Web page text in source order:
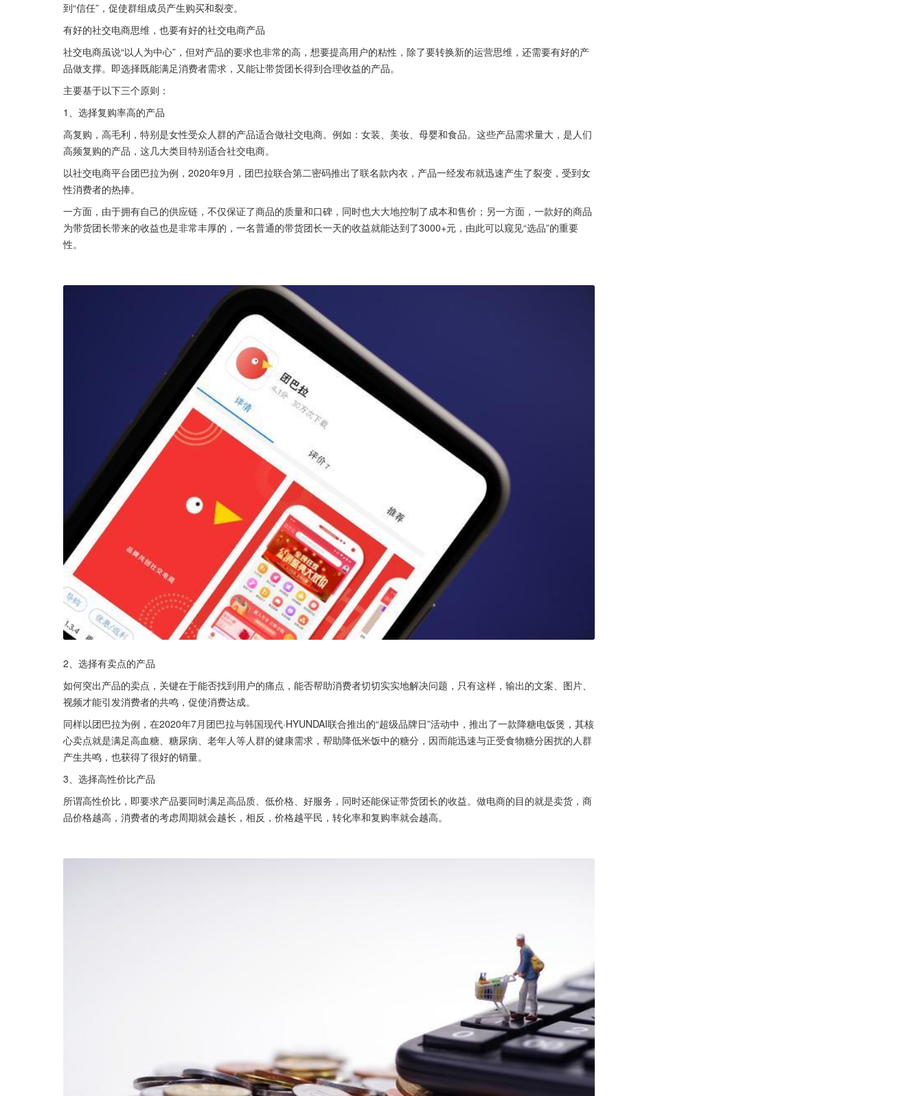
到“信任”，促使群组成员产生购买和裂变。
有好的社交电商思维，也要有好的社交电商产品
社交电商虽说“以人为中心”，但对产品的要求也非常的高，想要提高用户的粘性，除了要转换新的运营思维，还需要有好的产
品做支撑。即选择既能满足消费者需求，又能让带货团长得到合理收益的产品。
主要基于以下三个原则：
1、选择复购率高的产品
高复购，高毛利，特别是女性受众人群的产品适合做社交电商。例如：女装、美妆、母婴和食品。这些产品需求量大，是人们
高频复购的产品，这几大类目特别适合社交电商。
以社交电商平台团巴拉为例，2020年9月，团巴拉联合第二密码推出了联名款内衣，产品一经发布就迅速产生了裂变，受到女
性消费者的热捧。
一方面，由于拥有自己的供应链，不仅保证了商品的质量和口碑，同时也大大地控制了成本和售价；另一方面，一款好的商品
为带货团长带来的收益也是非常丰厚的，一名普通的带货团长一天的收益就能达到了3000+元，由此可以窥见“选品”的重要
性。
2、选择有卖点的产品
如何突出产品的卖点，关键在于能否找到用户的痛点，能否帮助消费者切切实实地解决问题，只有这样，输出的文案、图片、
视频才能引发消费者的共鸣，促使消费达成。
同样以团巴拉为例，在2020年7月团巴拉与韩国现代·HYUNDAI联合推出的“超级品牌日”活动中，推出了一款降糖电饭煲，其核
心卖点就是满足高血糖、糖尿病、老年人等人群的健康需求，帮助降低米饭中的糖分，因而能迅速与正受食物糖分困扰的人群
产生共鸣，也获得了很好的销量。
3、选择高性价比产品
所谓高性价比，即要求产品要同时满足高品质、低价格、好服务，同时还能保证带货团长的收益。做电商的目的就是卖货，商
品价格越高，消费者的考虑周期就会越长，相反，价格越平民，转化率和复购率就会越高。